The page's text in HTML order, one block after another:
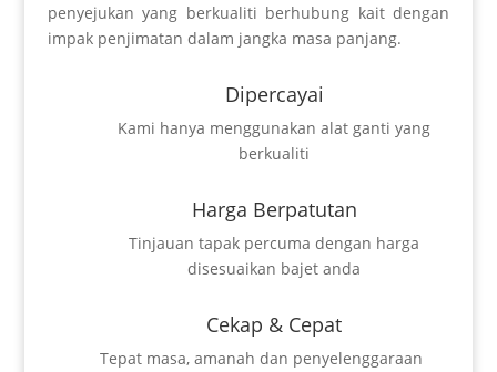
penyejukan yang berkualiti berhubung kait dengan
impak penjimatan dalam jangka masa panjang.
Dipercayai
Kami hanya menggunakan alat ganti yang
berkualiti
Harga Berpatutan
Tinjauan tapak percuma dengan harga
disesuaikan bajet anda
Cekap & Cepat
Tepat masa, amanah dan penyelenggaraan